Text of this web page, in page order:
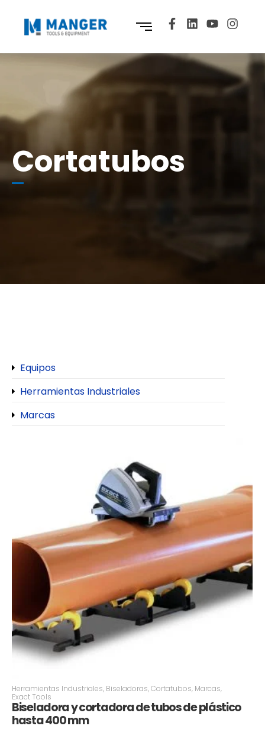
Cortatubos
Equipos
Herramientas Industriales
Marcas
Herramientas Industriales, Biseladoras,Cortatubos, Marcas,
Exact Tools
Biseladora y cortadora de tubos de plástico
hasta 400 mm